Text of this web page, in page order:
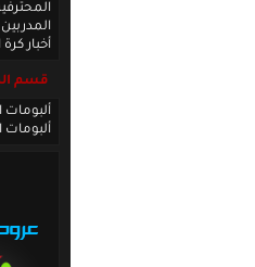
أخبار كرة
قسم
ألبومات
ألبومات